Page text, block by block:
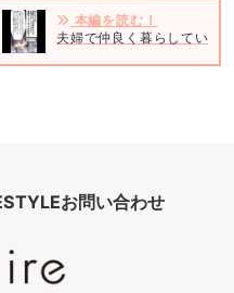
本編を読む！
夫婦で仲良く暮らしている
お問い合わせ